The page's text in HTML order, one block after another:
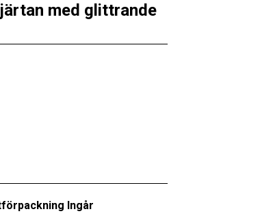
med glittrande
Ingår